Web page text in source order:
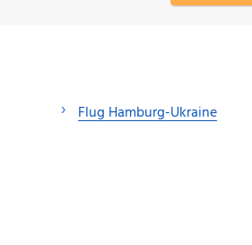
Flug Hamburg-Ukraine